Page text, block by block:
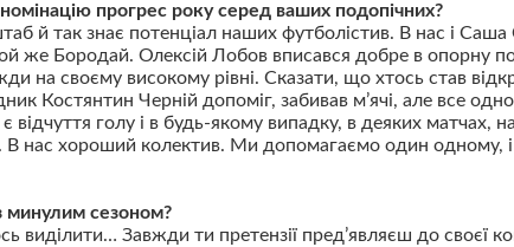
прогрес року серед ваших подопічних?
й так знає потенціал наших футболістив. В нас і
же Бородай. Олексій Лобов вписався добре в опорну
на своєму високому рівні. Сказати, що хтось став
Костянтин Черній допоміг, забивав м’ячі, але все
голу і в будь-якому випадку, в деяких матчах,
В нас хороший колектив. Ми допомагаємо один одному,
минулим сезоном?
виділити… Завжди ти претензії пред’являєш до своєї